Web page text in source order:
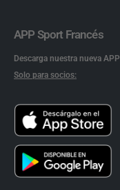
APP Sport Francés
Descarga nuestra nueva APP
Solo para socios: